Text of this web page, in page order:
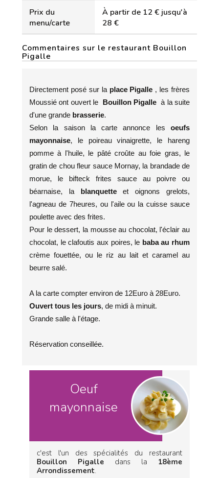
Prix du
menu/carte
À partir de 12 € jusqu'à
28 €
Commentaires sur le restaurant Bouillon
Pigalle
Directement posé sur la place Pigalle , les frères
Moussié ont ouvert le Bouillon Pigalle à la suite
d'une grande brasserie.
Selon la saison la carte annonce les oeufs
mayonnaise, le poireau vinaigrette, le hareng
pomme à l'huile, le pâté croûte au foie gras, le
gratin de chou fleur sauce Mornay, la brandade de
morue, le bifteck frites sauce au poivre ou
béarnaise, la blanquetteet oignons grelots,
l'agneau de 7heures, ou l'aile ou la cuisse sauce
poulette avec des frites.
Pour le dessert, la mousse au chocolat, l'éclair au
chocolat, le clafoutis aux poires, le baba au rhum
crème fouettée, ou le riz au lait et caramel au
beurre salé.
A la carte compter environ de 12Euro à 28Euro.
Ouvert tous les jours, de midi à minuit.
Grande salle à l'étage.
Réservation conseillée.
Oeuf
mayonnaise
c'est l'un des spécialités du restaurant
Bouillon Pigalle dans la 18ème
Arrondissement.